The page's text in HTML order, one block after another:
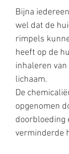
Bijna
wel dat de
rimpels
heeft op de
inhaleren
lichaam.
De
opgenomen
doorbloeding
verminderde